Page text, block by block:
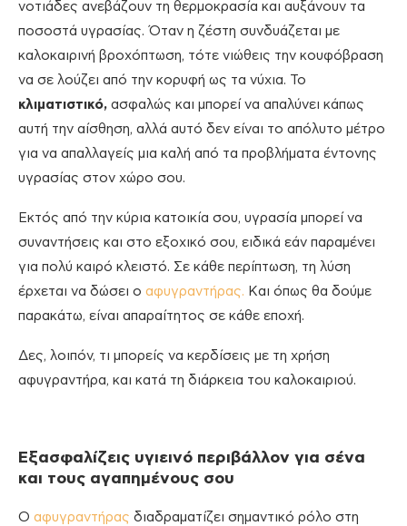
νοτιάδες ανεβάζουν τη θερμοκρασία και αυξάνουν τα
ποσοστά υγρασίας. Όταν η ζέστη συνδυάζεται με
καλοκαιρινή βροχόπτωση, τότε νιώθεις την κουφόβραση
να σε λούζει από την κορυφή ως τα νύχια. Το
κλιματιστικό, ασφαλώς και μπορεί να απαλύνει κάπως
αυτή την αίσθηση, αλλά αυτό δεν είναι το απόλυτο μέτρο
για να απαλλαγείς μια καλή από τα προβλήματα έντονης
υγρασίας στον χώρο σου.
Εκτός από την κύρια κατοικία σου, υγρασία μπορεί να
συναντήσεις και στο εξοχικό σου, ειδικά εάν παραμένει
για πολύ καιρό κλειστό. Σε κάθε περίπτωση, τη λύση
έρχεται να δώσει ο αφυγραντήρας. Και όπως θα δούμε
παρακάτω, είναι απαραίτητος σε κάθε εποχή.
Δες, λοιπόν, τι μπορείς να κερδίσεις με τη χρήση
αφυγραντήρα, και κατά τη διάρκεια του καλοκαιριού.
Εξασφαλίζεις υγιεινό περιβάλλον για σένα
και τους αγαπημένους σου
Ο αφυγραντήρας διαδραματίζει σημαντικό ρόλο στη